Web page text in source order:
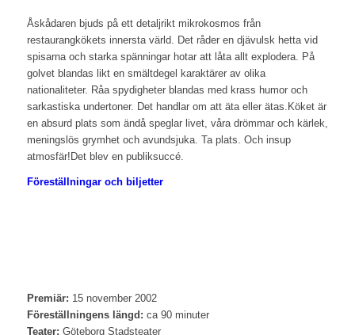
Åskådaren bjuds på ett detaljrikt mikrokosmos från
restaurangkökets innersta värld. Det råder en djävulsk hetta vid
spisarna och starka spänningar hotar att låta allt explodera. På
golvet blandas likt en smältdegel karaktärer av olika
nationaliteter. Råa spydigheter blandas med krass humor och
sarkastiska undertoner. Det handlar om att äta eller ätas.Köket är
en absurd plats som ändå speglar livet, våra drömmar och kärlek,
meningslös grymhet och avundsjuka. Ta plats. Och insup
atmosfär!Det blev en publiksuccé.
Föreställningar och biljetter
Premiär: 15 november 2002
Föreställningens längd: ca 90 minuter
Teater: Göteborg Stadsteater